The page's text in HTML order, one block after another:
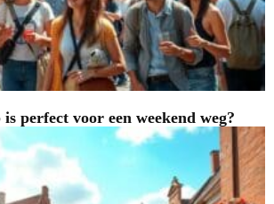
perfect voor een weekend weg?